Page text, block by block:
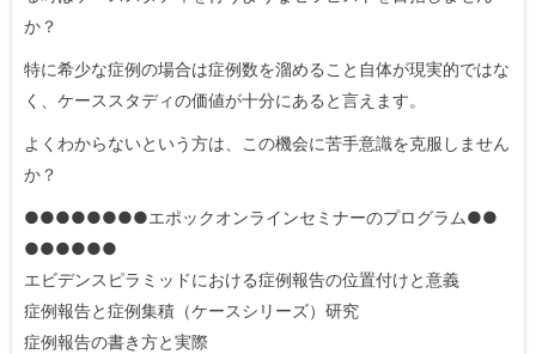
か？
特に希少な症例の場合は症例数を溜めること自体が現実的ではな
く、ケーススタディの価値が十分にあると言えます。
よくわからないという方は、この機会に苦手意識を克服しません
か？
●●●●●●●●エポックオンラインセミナーのプログラム●●
●●●●●●
エビデンスピラミッドにおける症例報告の位置付けと意義
症例報告と症例集積（ケースシリーズ）研究
症例報告の書き方と実際